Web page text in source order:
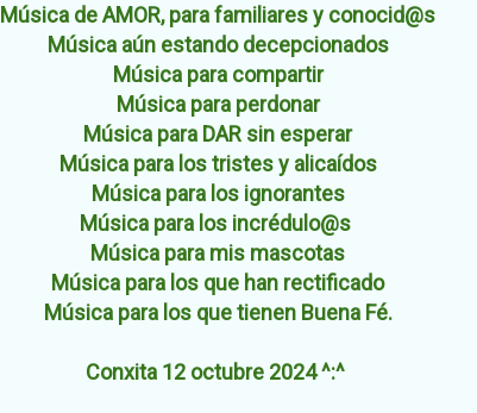
Música de AMOR, para familiares y conocid@s
Música aún estando decepcionados
Música para compartir
Música para perdonar
Música para DAR sin esperar
Música para los tristes y alicaídos
Música para los ignorantes
Música para los incrédulo@s
Música para mis mascotas
Música para los que han rectificado
Música para los que tienen Buena Fé.
Conxita 12 octubre 2024 ^:^